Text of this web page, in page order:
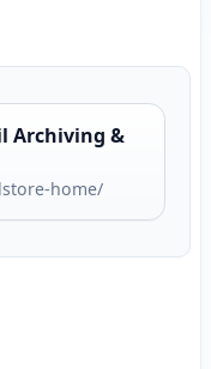
Archiving &
home/